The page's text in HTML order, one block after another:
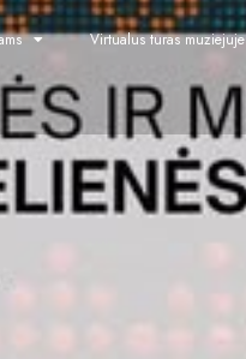
Virtualus turas muziejuje